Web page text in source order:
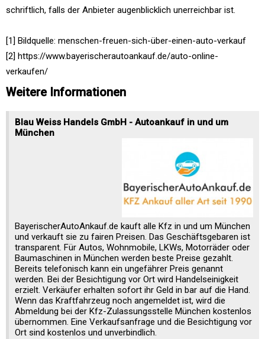
schriftlich, falls der Anbieter augenblicklich unerreichbar ist.
[1] Bildquelle: menschen-freuen-sich-über-einen-auto-verkauf
[2] https://www.bayerischerautoankauf.de/auto-online-
verkaufen/
Weitere Informationen
Blau Weiss Handels GmbH - Autoankauf in und um
München
BayerischerAutoAnkauf.de kauft alle Kfz in und um München
und verkauft sie zu fairen Preisen. Das Geschäftsgebaren ist
transparent. Für Autos, Wohnmobile, LKWs, Motorräder oder
Baumaschinen in München werden beste Preise gezahlt.
Bereits telefonisch kann ein ungefährer Preis genannt
werden. Bei der Besichtigung vor Ort wird Handelseinigkeit
erzielt. Verkäufer erhalten sofort ihr Geld in bar auf die Hand.
Wenn das Kraftfahrzeug noch angemeldet ist, wird die
Abmeldung bei der Kfz-Zulassungsstelle München kostenlos
übernommen. Eine Verkaufsanfrage und die Besichtigung vor
Ort sind kostenlos und unverbindlich.